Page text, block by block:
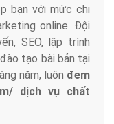
bạn với mức chi
online. Đội
SEO, lập trình
tạo bài bản tại
năm, luôn đem
dịch vụ chất